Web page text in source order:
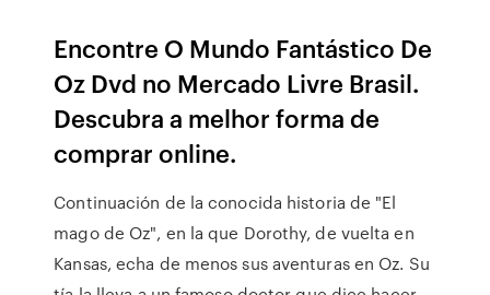
Encontre O Mundo Fantástico De
Oz Dvd no Mercado Livre Brasil.
Descubra a melhor forma de
comprar online.
Continuación de la conocida historia de "El
mago de Oz", en la que Dorothy, de vuelta en
Kansas, echa de menos sus aventuras en Oz. Su